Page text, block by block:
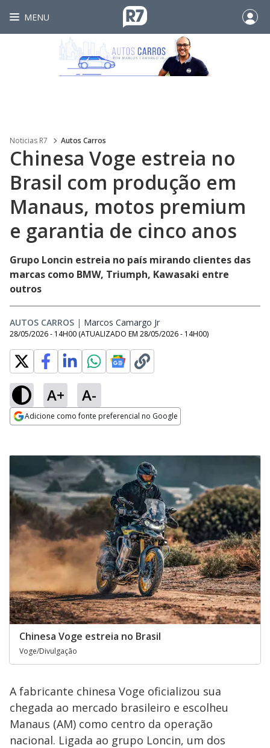
MENU
Noticias R7 Autos Carros
Chinesa Voge estreia no
Brasil com produção em
Manaus, motos premium
e garantia de cinco anos
Grupo Loncin estreia no país mirando clientes das
marcas como BMW, Triumph, Kawasaki entre
outros
AUTOS CARROS | Marcos Camargo Jr
28/05/2026 - 14H00 (ATUALIZADO EM 28/05/2026 - 14H00)
A+ A-
Adicione como fonte preferencial no Google
Chinesa Voge estreia no Brasil
Voge/Divulgação
A fabricante chinesa Voge oficializou sua
chegada ao mercado brasileiro e escolheu
Manaus (AM) como centro da operação
nacional. Ligada ao grupo Loncin, um dos